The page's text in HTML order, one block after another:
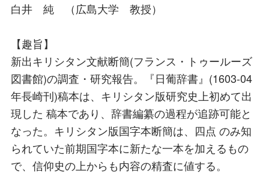
白井 純 （広島大学 教授）
【趣旨】
新出キリシタン文献断簡(フランス・トゥールーズ
図書館)の調査・研究報告。『日葡辞書』(1603-04
年長崎刊)稿本は、キリシタン版研究史上初めて出
現した 稿本であり、辞書編纂の過程が追跡可能と
なった。キリシタン版国字本断簡は、四点 のみ知
られていた前期国字本に新たな一本を加えるもの
で、信仰史の上からも内容の精査に値する。